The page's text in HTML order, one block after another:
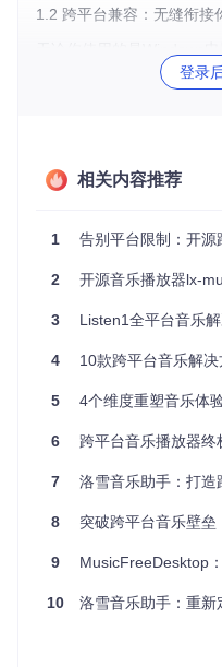
1.2 跨平台兼容：无缝衔接
站，洛雪音乐助手都能提
公室的Windows电脑上创
与许多付费音乐服务不同
图1：洛雪音乐助手主界面
多平台并行搜索：同时
精准筛选：支持按歌手
精准地找到特定版本的歌
2.2 歌单管理：你的音乐收
智能排序：支持按播放
登录
相关内容推荐
1 告别平台限制：开源跨平
2 开源音乐播放器lx-music-
3 Listen1全平台音乐解决方
4 10款跨平台音乐解决方
5 4个维度重塑音乐体验：
6 跨平台音乐播放器终极指
7 洛雪音乐助手：打造
8 突破跨平台音乐壁垒：
9 MusicFreeDesktop
10 洛雪音乐助手：重新定